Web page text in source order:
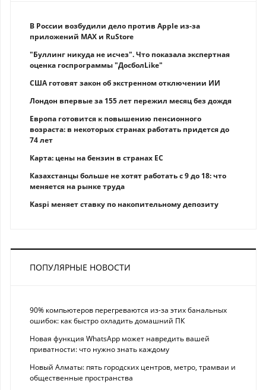
В России возбудили дело против Apple из-за
приложений MAX и RuStore
"Буллинг никуда не исчез". Что показала экспертная
оценка госпрограммы "ДосболLike"
США готовят закон об экстренном отключении ИИ
Лондон впервые за 155 лет пережил месяц без дождя
Европа готовится к повышению пенсионного
возраста: в некоторых странах работать придется до
74 лет
Карта: цены на бензин в странах ЕС
Казахстанцы больше не хотят работать с 9 до 18: что
меняется на рынке труда
Kaspi меняет ставку по накопительному депозиту
ПОПУЛЯРНЫЕ НОВОСТИ
90% компьютеров перегреваются из-за этих банальных
ошибок: как быстро охладить домашний ПК
Новая функция WhatsApp может навредить вашей
приватности: что нужно знать каждому
Новый Алматы: пять городских центров, метро, трамваи и
общественные пространства